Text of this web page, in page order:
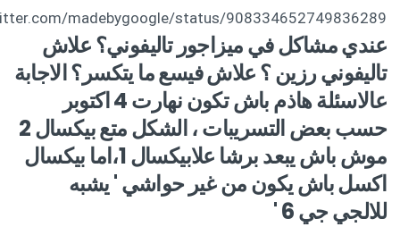
madebygoogle/status/908334652749836289
عندي مشاكل في ميزاجور تاليفوني؟ علاش
تاليفوني رزين ؟ علاش فيسع ما يتكسر؟ الاجابة
عالاسئلة هاذم باش تكون نهارت 4 اكتوبر
حسب بعض التسريبات ، الشكل متع بيكسال 2
موش باش يبعد برشا علابيكسال 1،اما بيكسال
اكسل باش يكون من غير حواشي ' يشبه
للالجي جي 6 '